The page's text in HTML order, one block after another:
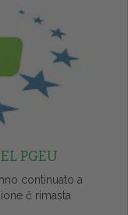
PGEU
continuato a
č rimasta